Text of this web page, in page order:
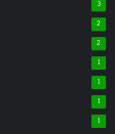
3
2
2
1
1
1
1